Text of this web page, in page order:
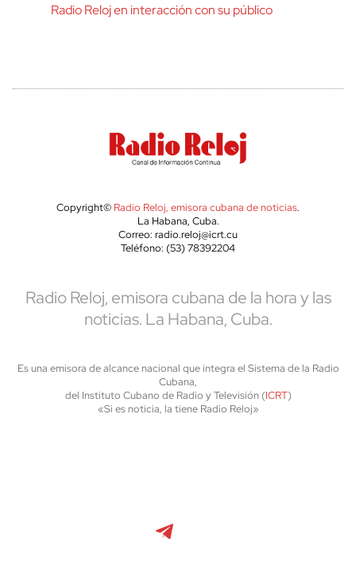
Radio Reloj en interacción con su público
Copyright© Radio Reloj, emisora cubana de noticias.
La Habana, Cuba.
Correo: radio.reloj@icrt.cu
Teléfono: (53) 78392204
Radio Reloj, emisora cubana de la hora y las
noticias. La Habana, Cuba.
Es una emisora de alcance nacional que integra el Sistema de la Radio
Cubana,
del Instituto Cubano de Radio y Televisión (ICRT)
«Si es noticia, la tiene Radio Reloj»